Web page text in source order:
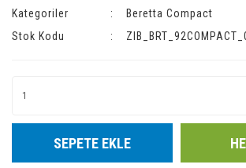
Kategoriler
Beretta Compact
Stok Kodu
SEPETE EKLE